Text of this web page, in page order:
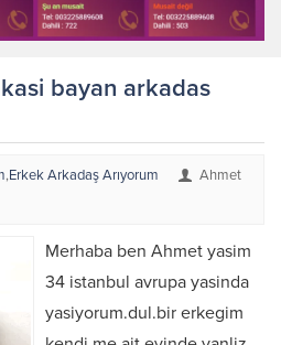
bayan arkadas
,Erkek Arkadaş Arıyorum
Ahmet
Merhaba ben Ahmet yasim
34 istanbul avrupa yasinda
yasiyorum.dul.bir erkegim